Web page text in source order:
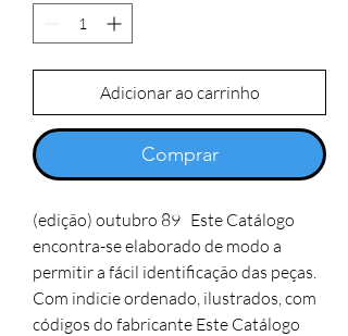
Adicionar ao carrinho
Comprar
(edição) outubro 89 Este Catálogo
encontra-se elaborado de modo a
permitir a fácil identificação das peças.
Com indicie ordenado, ilustrados, com
códigos do fabricante Este Catálogo